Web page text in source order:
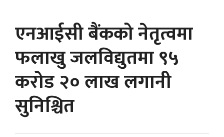
एनआईसी बैंकको नेतृत्वमा
फलाखु जलविद्युतमा ९५
करोड २० लाख लगानी
सुनिश्चित